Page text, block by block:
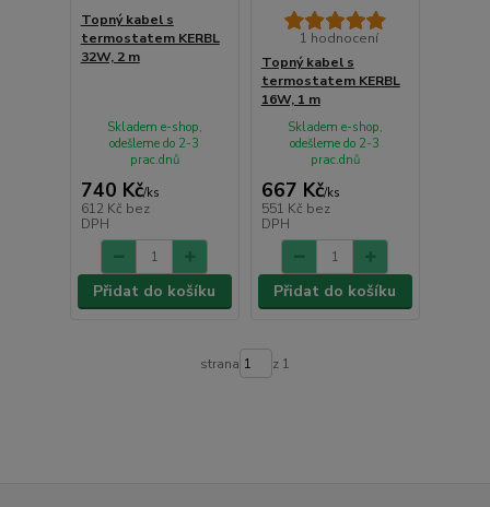
Topný kabel s
termostatem KERBL
32W, 2 m
740 Kč/ks
612 Kč bez
DPH
Skladem e-shop,
odešleme do 2-3
prac.dnů
Přidat do košíku
1 hodnocení
Topný kabel s
termostatem KERBL
16W, 1 m
667 Kč/ks
551 Kč bez
DPH
Skladem e-shop,
odešleme do 2-3
prac.dnů
Přidat do košíku
strana z 1